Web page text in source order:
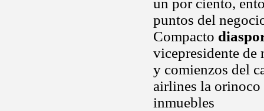
un por ciento,
puntos del
Compacto
vicepresidente de
y comienzos del
airlines la orinoco
inmuebles